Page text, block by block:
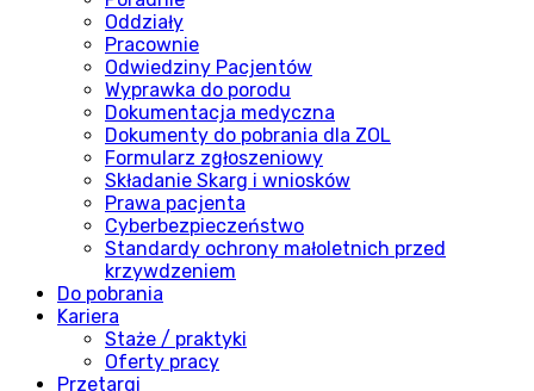
Oddziały
Pracownie
Odwiedziny Pacjentów
Wyprawka do porodu
Dokumentacja medyczna
Dokumenty do pobrania dla ZOL
Formularz zgłoszeniowy
Składanie Skarg i wniosków
Prawa pacjenta
Cyberbezpieczeństwo
Standardy ochrony małoletnich przed
krzywdzeniem
Do pobrania
Kariera
Staże / praktyki
Oferty pracy
Przetargi